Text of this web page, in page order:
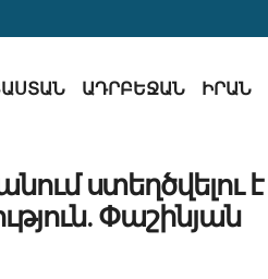
ԱԴՐԲԵՋԱՆ ԻՐԱՆ
ստեղծվելու է
Փաշինյան